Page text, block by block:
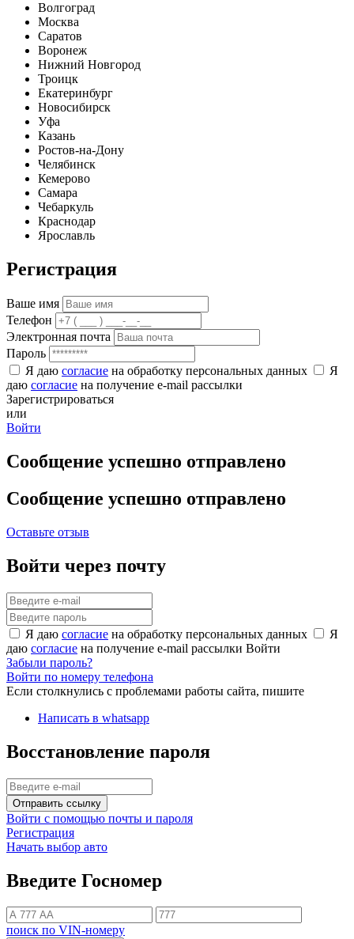
Волгоград
Москва
Саратов
Воронеж
Нижний Новгород
Троицк
Екатеринбург
Новосибирск
Уфа
Казань
Ростов-на-Дону
Челябинск
Кемерово
Самара
Чебаркуль
Краснодар
Ярославль
Регистрация
Ваше имя
Телефон
Электронная почта
Пароль
Я даю согласие на обработку персональных данных
Я
даю согласие на получение e-mail рассылки
Зарегистрироваться
или
Войти
Сообщение успешно отправлено
Сообщение успешно отправлено
Оставьте отзыв
Войти через почту
Я даю согласие на обработку персональных данных
Я
даю согласие на получение e-mail рассылки Войти
Забыли пароль?
Войти по номеру телефона
Если столкнулись с проблемами работы сайта, пишите
Написать в whatsapp
Восстановление пароля
Отправить ссылку
Войти с помощью почты и пароля
Регистрация
Начать выбор авто
Введите Госномер
поиск по VIN-номеру